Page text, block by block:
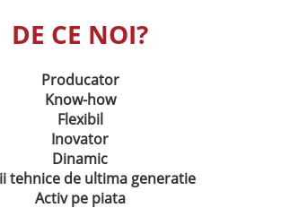
DE CE NOI?
Producator
Know-how
Flexibil
Inovator
Dinamic
tehnice de ultima generatie
Activ pe piata